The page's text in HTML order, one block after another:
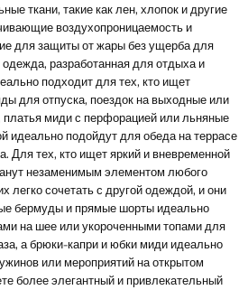
ткани, такие как лен, хлопок и другие
воздухопроницаемость и
для защиты от жары без ущерба для
разработанная для отдыха и
подходит для тех, кто ищет
для отпуска, поездок на выходные или
платья миди с перфорацией или льняные
идеально подойдут для обеда на террасе
Для тех, кто ищет яркий и вневременной
незаменимым элементом любого
легко сочетать с другой одеждой, и они
бермуды и прямые шорты идеально
на шее или укороченными топами для
а брюки-капри и юбки миди идеально
или мероприятий на открытом
более элегантный и привлекательный